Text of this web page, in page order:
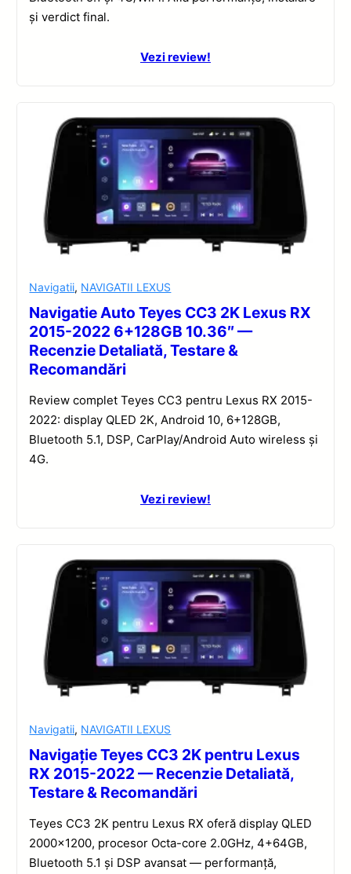
și verdict final.
Vezi review!
Navigatii, NAVIGATII LEXUS
Navigatie Auto Teyes CC3 2K Lexus RX
2015-2022 6+128GB 10.36″ —
Recenzie Detaliată, Testare &
Recomandări
Review complet Teyes CC3 pentru Lexus RX 2015-
2022: display QLED 2K, Android 10, 6+128GB,
Bluetooth 5.1, DSP, CarPlay/Android Auto wireless și
4G.
Vezi review!
Navigatii, NAVIGATII LEXUS
Navigație Teyes CC3 2K pentru Lexus
RX 2015-2022 — Recenzie Detaliată,
Testare & Recomandări
Teyes CC3 2K pentru Lexus RX oferă display QLED
2000×1200, procesor Octa-core 2.0GHz, 4+64GB,
Bluetooth 5.1 și DSP avansat — performanță,